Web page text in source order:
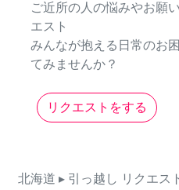
ご近所の人の悩みやお願
エスト
みんなが抱える日常のお
てみませんか？
リクエストをする
北海道 ▸ 引っ越し リクエス